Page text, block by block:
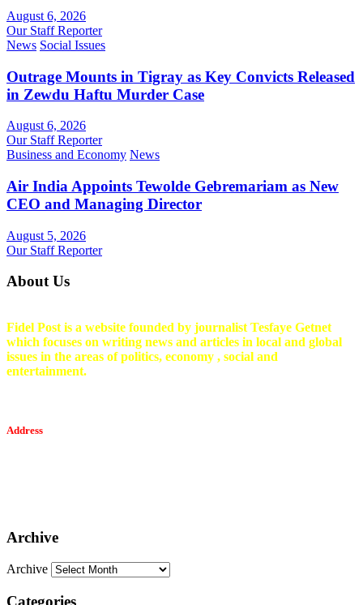
August 6, 2026
Our Staff Reporter
News Social Issues
Outrage Mounts in Tigray as Key Convicts Released
in Zewdu Haftu Murder Case
August 6, 2026
Our Staff Reporter
Business and Economy News
Air India Appoints Tewolde Gebremariam as New
CEO and Managing Director
August 5, 2026
Our Staff Reporter
About Us
Fidel Post is a website founded by journalist Tesfaye Getnet
which focuses on writing news and articles in local and global
issues in the areas of politics, economy , social and
entertainment.
Address
Archive
Archive
Categories